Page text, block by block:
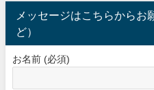
メッセージはこちらからお
ど）
お名前 (必須)